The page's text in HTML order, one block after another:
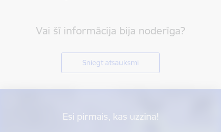
Vai šī informācija bija noderīga?
Sniegt atsauksmi
Esi pirmais, kas uzzina!